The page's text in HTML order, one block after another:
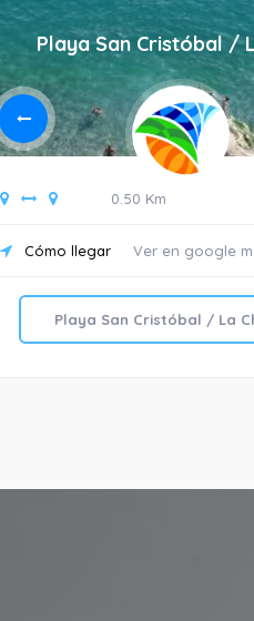
Playa San Cristóbal /
0.50 Km
Cómo llegar Ver en google
Playa San Cristóbal / La